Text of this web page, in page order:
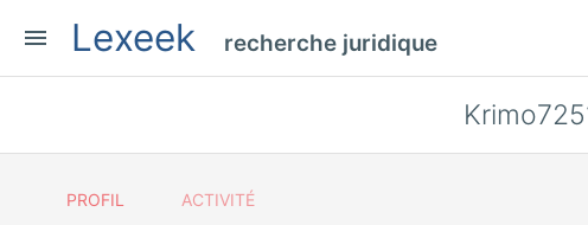
menu Lexeek recherche juridique
PROFIL ACTIVITÉ